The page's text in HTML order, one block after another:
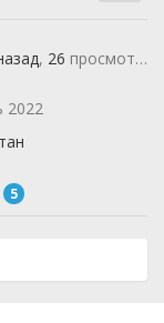
, 26 просмотров
2022
5